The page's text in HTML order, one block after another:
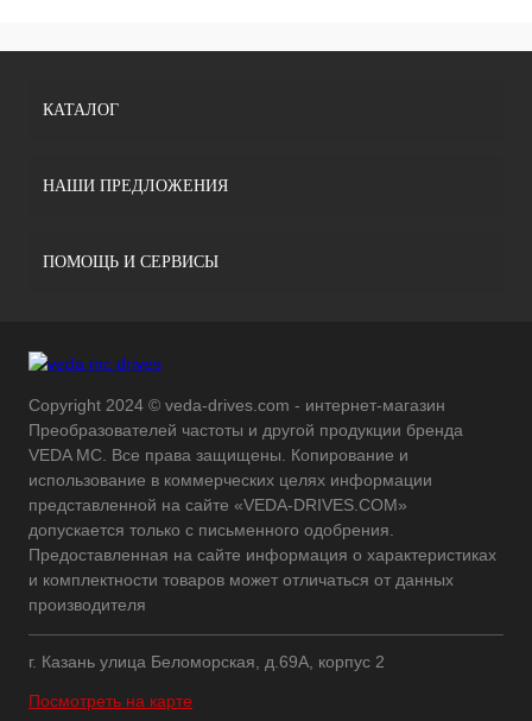
КАТАЛОГ
НАШИ ПРЕДЛОЖЕНИЯ
ПОМОЩЬ И СЕРВИСЫ
Copyright 2024 © veda-drives.com - интернет-магазин
Преобразователей частоты и другой продукции бренда
VEDA MC. Все права защищены. Копирование и
использование в коммерческих целях информации
представленной на сайте «VEDA-DRIVES.COM»
допускается только с письменного одобрения.
Предоставленная на сайте информация о характеристиках
и комплектности товаров может отличаться от данных
производителя
г. Казань улица Беломорская, д.69А, корпус 2
Посмотреть на карте